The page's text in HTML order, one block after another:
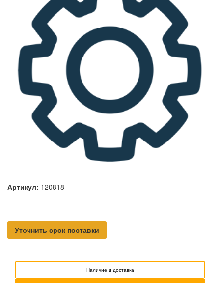
Артикул: 120818
Уточнить срок поставки
Наличие и доставка